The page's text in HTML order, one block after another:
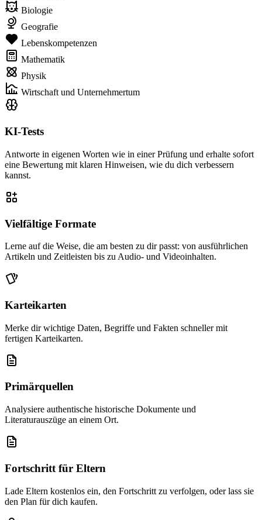
Biologie
Geografie
Lebenskompetenzen
Mathematik
Physik
Wirtschaft und Unternehmertum
KI-Tests
Antworte in eigenen Worten wie in einer Prüfung und erhalte sofort
eine Bewertung mit klaren Hinweisen, wie du dich verbessern
kannst.
Vielfältige Formate
Lerne auf die Weise, die am besten zu dir passt: von ausführlichen
Artikeln und Zeitleisten bis zu Audio- und Videoinhalten.
Karteikarten
Merke dir wichtige Daten, Begriffe und Fakten schneller mit
fertigen Karteikarten.
Primärquellen
Analysiere authentische historische Dokumente und
Literaturauszüge an einem Ort.
Fortschritt für Eltern
Lade Eltern kostenlos ein, den Fortschritt zu verfolgen, oder lass sie
den Plan für dich kaufen.